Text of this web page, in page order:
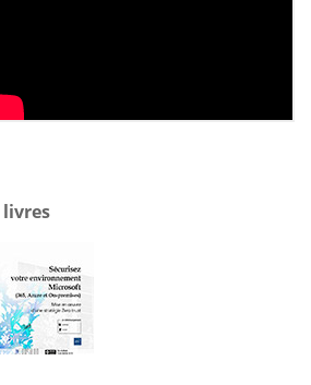
livres